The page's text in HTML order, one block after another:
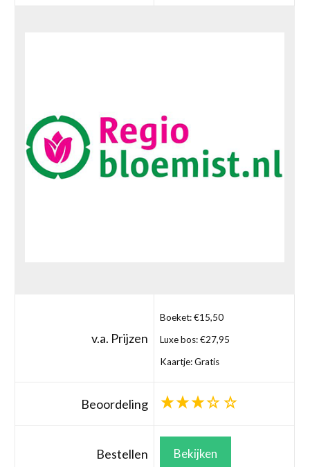
v.a. Prijzen
Boeket: €15,50
Luxe bos: €27,95
Kaartje: Gratis
Beoordeling
Bestellen Bekijken